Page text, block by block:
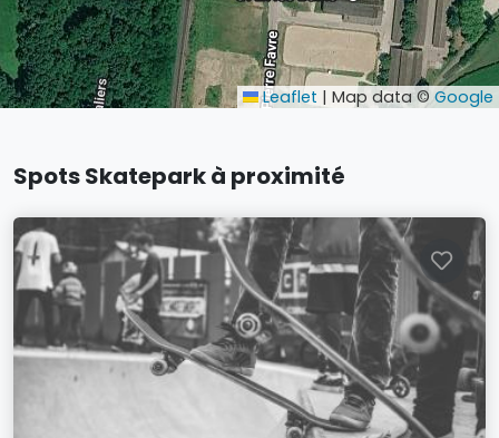
Leaflet | Map data ©Google
Spots Skatepark à proximité